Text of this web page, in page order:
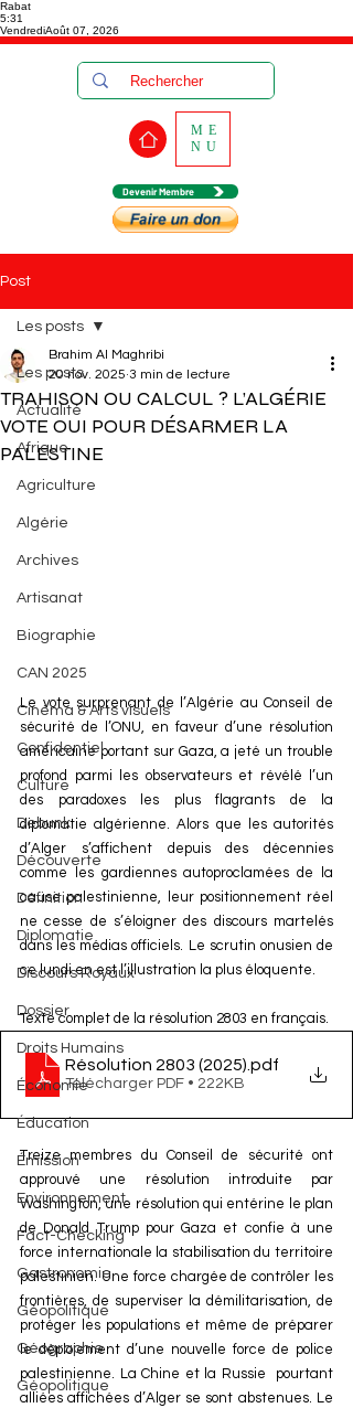
Rabat
5:31
VendrediAoût 07, 2026
Devenir Membre
ME
NU
Post
Les posts
Actualité
Afrique
Agriculture
Algérie
Archives
Artisanat
Biographie
CAN 2025
Cinéma & Arts visuels
Confidentiel
Culture
Debunk
Découverte
Définition
Diplomatie
Discours Royaux
Dossier
Droits Humains
Économie
Éducation
Émission
Environnement
Fact-Checking
Gastronomie
Géopolitique
Géographie
Géopolitique
Les posts
TRAHISON OU CALCUL ? L’ALGÉRIE
VOTE OUI POUR DÉSARMER LA
PALESTINE
Brahim Al Maghribi
20 nov. 2025 3 min de lecture
Le vote surprenant de l’Algérie au Conseil de
sécurité de l’ONU, en faveur d’une résolution
américaine portant sur Gaza, a jeté un trouble
profond parmi les observateurs et révélé l’un
des paradoxes les plus flagrants de la
diplomatie algérienne. Alors que les autorités
d’Alger s’affichent depuis des décennies
comme les gardiennes autoproclamées de la
cause palestinienne, leur positionnement réel
ne cesse de s’éloigner des discours martelés
dans les médias officiels. Le scrutin onusien de
ce lundi en est l’illustration la plus éloquente.
Texte complet de la résolution 2803 en français.
Résolution 2803 (2025).pdf
Télécharger PDF • 222KB
Treize membres du Conseil de sécurité ont
approuvé une résolution introduite par
Washington, une résolution qui entérine le plan
de Donald Trump pour Gaza et confie à une
force internationale la stabilisation du territoire
palestinien. Une force chargée de contrôler les
frontières, de superviser la démilitarisation, de
protéger les populations et même de préparer
le déploiement d’une nouvelle force de police
palestinienne. La Chine et la Russie  pourtant
alliées affichées d’Alger se sont abstenues. Le